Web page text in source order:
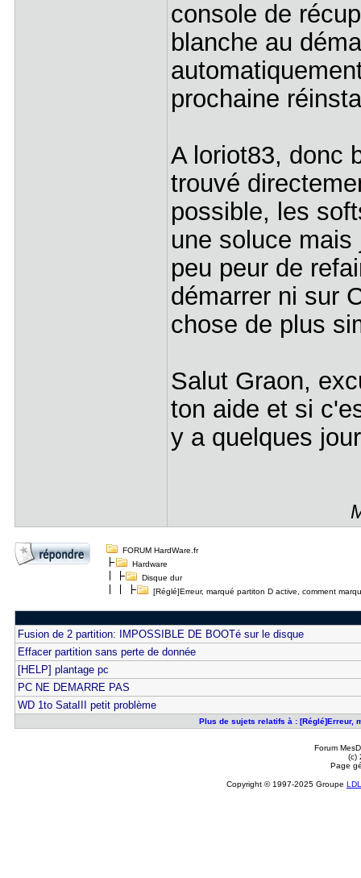
console de
blanche au
prochaine
A loriot83, donc
trouvé
possible, les
une soluce
peu peur de
démarrer ni sur
chose de plus
Salut Graon,
ton aide et si
y a quelques
FORUM HardWare.fr
Hardware
Disque dur
[Réglé]Erreur, marqué partiton D active, comment
Fusion de 2 partition: IMPOSSIBLE DE BOOTé sur le disque
Effacer partition sans perte de donnée
[HELP] plantage pc
PC NE DEMARRE PAS
WD 1to SataIII petit problème
Plus de sujets relatifs à : [Réglé]Erreur,
Forum
(c)
Page
Copyright © 1997-2025 Groupe